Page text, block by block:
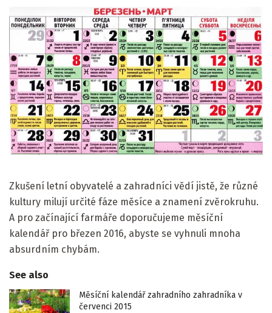
Zkušení letní obyvatelé a zahradníci vědí jistě, že různé
kultury milují určité fáze měsíce a znamení zvěrokruhu.
A pro začínající farmáře doporučujeme měsíční
kalendář pro březen 2016, abyste se vyhnuli mnoha
absurdním chybám.
See also
Měsíční kalendář zahradního zahradníka v
červenci 2015